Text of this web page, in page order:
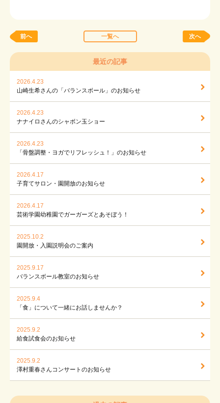
前へ 一覧へ 次へ
最近の記事
2026.4.23
山崎生希さんの「バランスボール」のお知らせ
2026.4.23
ナナイロさんのシャボン玉ショー
2026.4.23
「骨盤調整・ヨガでリフレッシュ！」のお知らせ
2026.4.17
子育てサロン・園開放のお知らせ
2026.4.17
芸術学園幼稚園でガーガーズとあそぼう！
2025.10.2
園開放・入園説明会のご案内
2025.9.17
バランスボール教室のお知らせ
2025.9.4
「食」について一緒にお話しませんか？
2025.9.2
給食試食会のお知らせ
2025.9.2
澤村重春さんコンサートのお知らせ